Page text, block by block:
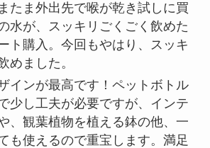
たま外出先で喉が乾き試しに買
水が、スッキリごくごく飲めた
ト購入。今回もやはり、スッキ
めました。
インが最高です！ペットボトル
少し工夫が必要ですが、インテ
、観葉植物を植える鉢の他、一
も使えるので重宝します。満足